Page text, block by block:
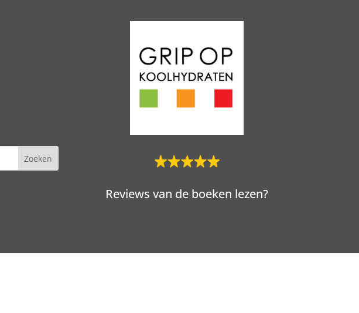
Reviews van de boeken lezen?